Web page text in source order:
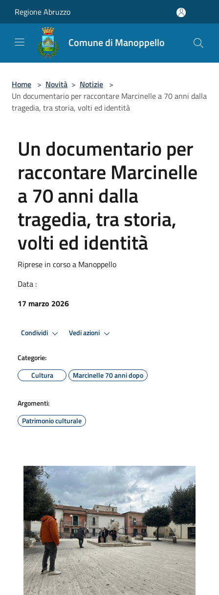
Regione Abruzzo
Comune di Manoppello
Home > Novità > Notizie >
Un documentario per raccontare Marcinelle a 70 anni dalla
tragedia, tra storia, volti ed identità
Un documentario per
raccontare Marcinelle
a 70 anni dalla
tragedia, tra storia,
volti ed identità
Riprese in corso a Manoppello
Data :
17 marzo 2026
Condividi Vedi azioni
Categorie:
Cultura
Marcinelle 70 anni dopo
Argomenti:
Patrimonio culturale